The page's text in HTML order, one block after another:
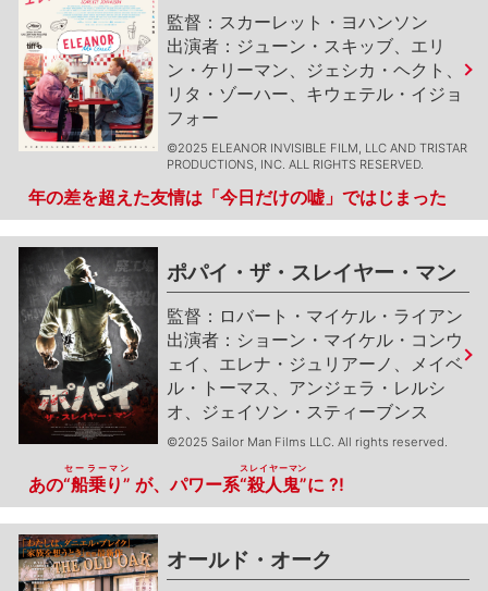
スカーレット・ヨハンソン
ジューン・スキッブ、エリ
ン・ケリーマン、ジェシカ・ヘクト、
リタ・ゾーハー、キウェテル・イジョ
フォー
©2025 ELEANOR INVISIBLE FILM, LLC AND TRISTAR
PRODUCTIONS, INC. ALL RIGHTS RESERVED.
年の差を超えた友情は「今日だけの嘘」ではじまった
ポパイ・ザ・スレイヤー・マン
ロバート・マイケル・ライアン
ショーン・マイケル・コンウ
ェイ、エレナ・ジュリアーノ、メイベ
ル・トーマス、アンジェラ・レルシ
オ、ジェイソン・スティーブンス
©2025 Sailor Man Films LLC. All rights reserved.
あの“船乗り”
セーラーマン
が、パワー系“殺人鬼”
スレイヤーマン
に ?!
オールド・オーク